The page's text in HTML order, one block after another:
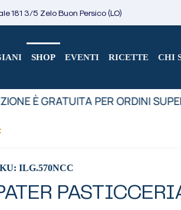
181 3/5 Zelo Buon Persico (LO)
SHOP EVENTI RICETTE CHI
È GRATUITA PER ORDINI
ILG.570NCC